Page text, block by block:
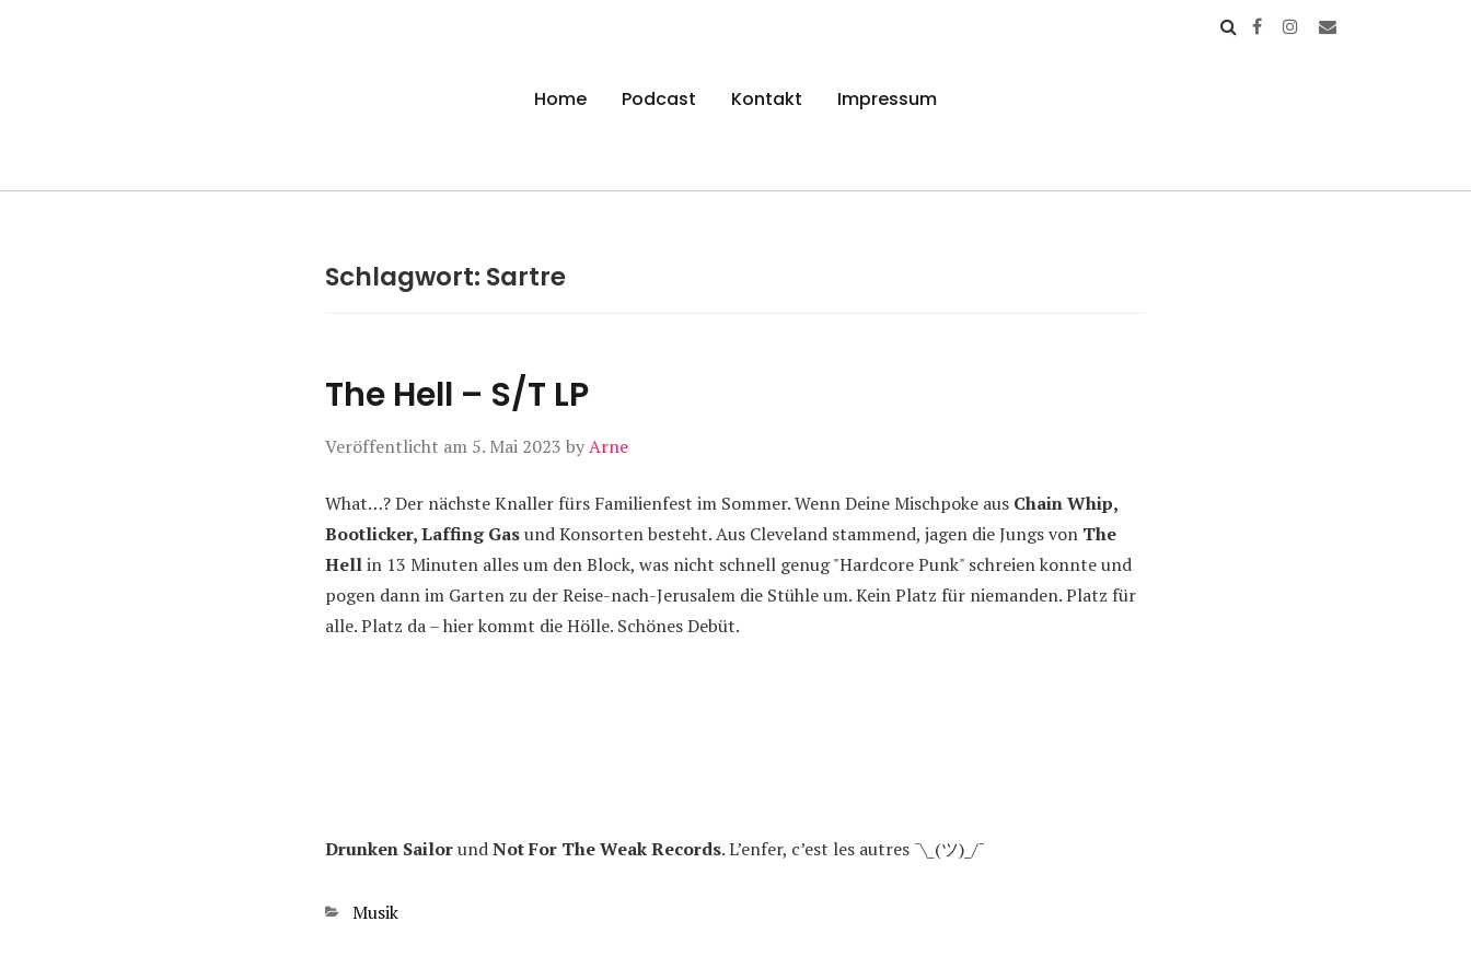
Manierenversagen
Home Podcast Kontakt Impressum
Schlagwort: Sartre
The Hell – S/T LP
Veröffentlicht am 5. Mai 2023 byArne
What…? Der nächste Knaller fürs Familienfest im Sommer. Wenn Deine Mischpoke aus Chain Whip,
Bootlicker, Laffing Gasund Konsorten besteht. Aus Cleveland stammend, jagen die Jungs von The
Hellin 13 Minuten alles um den Block, was nicht schnell genug "Hardcore Punk" schreien konnte und
pogen dann im Garten zu der Reise-nach-Jerusalem die Stühle um. Kein Platz für niemanden. Platz für
alle. Platz da – hier kommt die Hölle. Schönes Debüt.
Drunken SailorundNot For The Weak Records. L’enfer, c’est les autres ¯\_(ツ)_/¯
Kategorien
Musik